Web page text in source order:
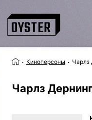
Киноперсоны Чарлз
Чарлз